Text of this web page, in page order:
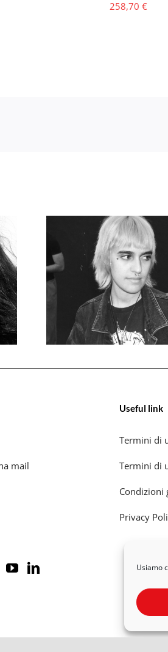
Usiamo
258,70€
mail
Useful link
Termini di
Termini di
Condizioni
Privacy